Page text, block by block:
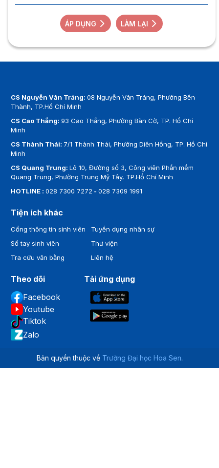
ÁP DỤNG LÀM LẠI
CS Nguyễn Văn Tráng:08 Nguyễn Văn Tráng, Phường Bến
Thành, TP.Hồ Chí Minh
CS Cao Thắng:93 Cao Thắng, Phường Bàn Cờ, TP. Hồ Chí
Minh
CS Thành Thái: 7/1 Thành Thái, Phường Diên Hồng, TP. Hồ Chí
Minh
CS Quang Trung:Lô 10, Đường số 3, Công viên Phần mềm
Quang Trung, Phường Trung Mỹ Tây, TP.Hồ Chí Minh
HOTLINE :028 7300 7272 -028 7309 1991
Tiện ích khác
Cổng thông tin sinh viên
Sổ tay sinh viên
Tra cứu văn bằng
Tuyển dụng nhân sự
Thư viện
Liên hệ
Theo dõi
Facebook
Youtube
Tiktok
Zalo
Tải ứng dụng
Bản quyền thuộc về Trường Đại học Hoa Sen.